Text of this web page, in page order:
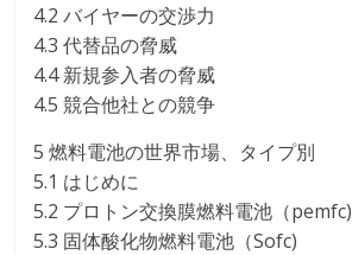
4.2 バイヤーの交渉力
4.3 代替品の脅威
4.4 新規参入者の脅威
4.5 競合他社との競争
5 燃料電池の世界市場、タイプ別
5.1 はじめに
5.2 プロトン交換膜燃料電池（pemfc)
5.3 固体酸化物燃料電池（Sofc)